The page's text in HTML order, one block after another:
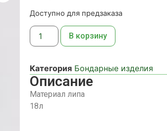
Доступно для предзаказа
В корзину
Категория Бондарные изделия
Описание
Материал липа
18л